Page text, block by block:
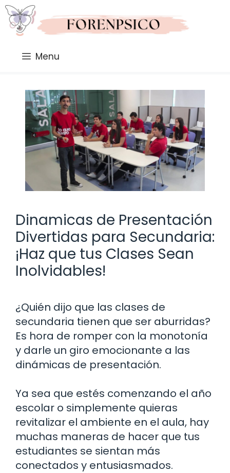
Saltar
al
contenido
Menu
Dinamicas de Presentación
Divertidas para Secundaria:
¡Haz que tus Clases Sean
Inolvidables!
¿Quién dijo que las clases de
secundaria tienen que ser aburridas?
Es hora de romper con la monotonía
y darle un giro emocionante a las
dinámicas de presentación.
Ya sea que estés comenzando el año
escolar o simplemente quieras
revitalizar el ambiente en el aula, hay
muchas maneras de hacer que tus
estudiantes se sientan más
conectados y entusiasmados.